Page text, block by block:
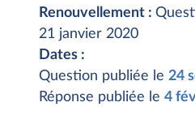
Renouvellement :
21 janvier 2020
Dates :
Question publiée le 24
Réponse publiée le 4